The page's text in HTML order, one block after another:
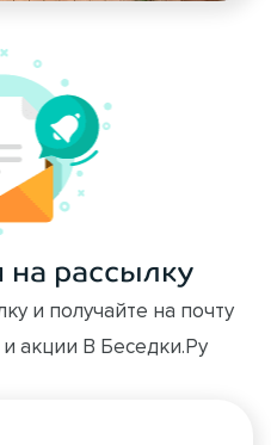
на рассылку
и получайте на почту
акции В Беседки.Ру